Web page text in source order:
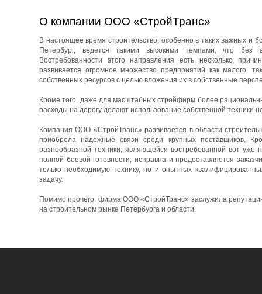
О компании ООО «СтройТранс»
В настоящее время строительство, особенно в таких важных и
Петербург, ведется такими высокими темпами, что без
Востребованности этого направления есть несколько
развивается огромное множество предприятий как малого,
собственных ресурсов с целью вложения их в собственные
Кроме того, даже для масштабных стройфирм более
расходы на дорогу делают использование собственной техники
Компания ООО «СтройТранс» развивается в области
приобрела надежные связи среди крупных поставщиков.
разнообразной техники, являющейся востребованной вот уже
полной боевой готовности, исправна и предоставляется
только необходимую технику, но и опытных
задачу.
Помимо прочего, фирма ООО «СтройТранс» заслужила
на строительном рынке Петербурга и области.